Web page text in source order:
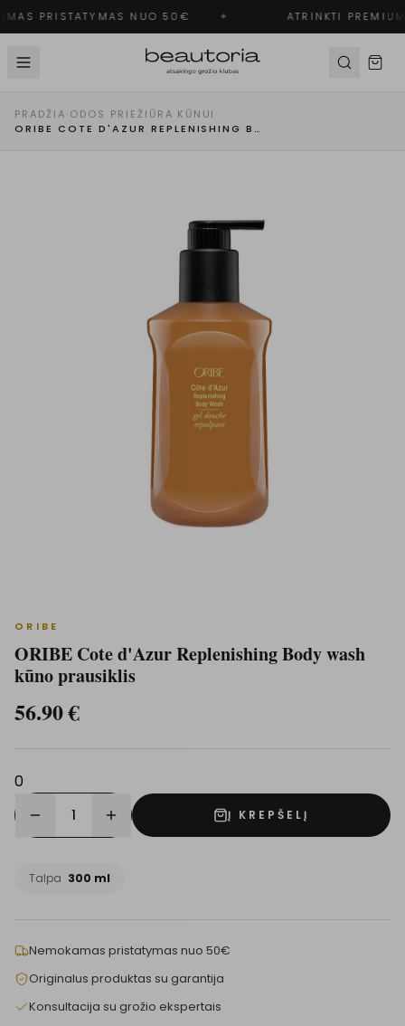
PRISTATYMAS NUO 50€ ✦ ATRINKTI
PRADŽIA·ODOS PRIEŽIŪRA·KŪNUI ·
ORIBE COTE D'AZUR REPLENISHING BODY WASH KŪNO PRAUSIKLIS
ORIBE
ORIBE Cote d'Azur Replenishing Body wash
kūno prausiklis
56.90€
0
1 Į KREPŠELĮ
Talpa 300 ml
Nemokamas pristatymas nuo 50€
Originalus produktas su garantija
Konsultacija su grožio ekspertais